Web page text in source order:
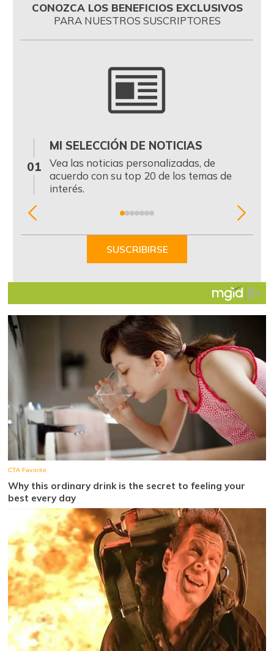
CONOZCA LOS BENEFICIOS EXCLUSIVOS
PARA NUESTROS SUSCRIPTORES
01
MI SELECCIÓN DE NOTICIAS
Vea las noticias personalizadas, de
acuerdo con su top 20 de los temas de
interés.
Item
SUSCRIBIRSE